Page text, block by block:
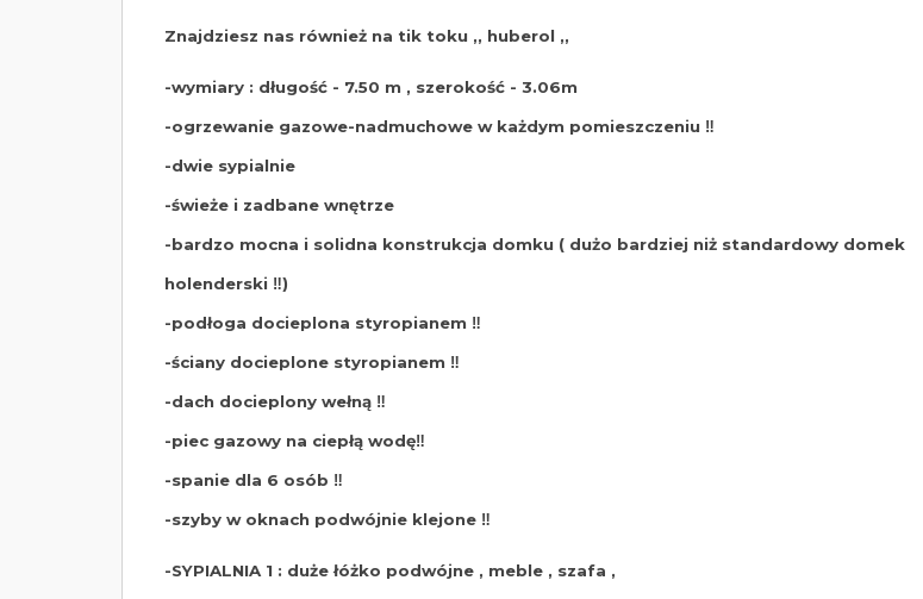
Znajdziesz nas również na tik toku ,, huberol ,,
-wymiary : długość - 7.50 m , szerokość - 3.06m
-ogrzewanie gazowe-nadmuchowe w każdym pomieszczeniu ‼️
-dwie sypialnie
-świeże i zadbane wnętrze
-bardzo mocna i solidna konstrukcja domku ( dużo bardziej niż standardowy domek
holenderski ‼️)
-podłoga docieplona styropianem ‼️
-ściany docieplone styropianem ‼️
-dach docieplony wełną ‼️
-piec gazowy na ciepłą wodę‼️
-spanie dla 6 osób ‼️
-szyby w oknach podwójnie klejone ‼️
-SYPIALNIA 1 : duże łóżko podwójne , meble , szafa ,